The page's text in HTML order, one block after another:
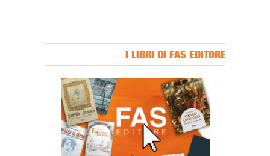
I LIBRI DI FAS EDITORE